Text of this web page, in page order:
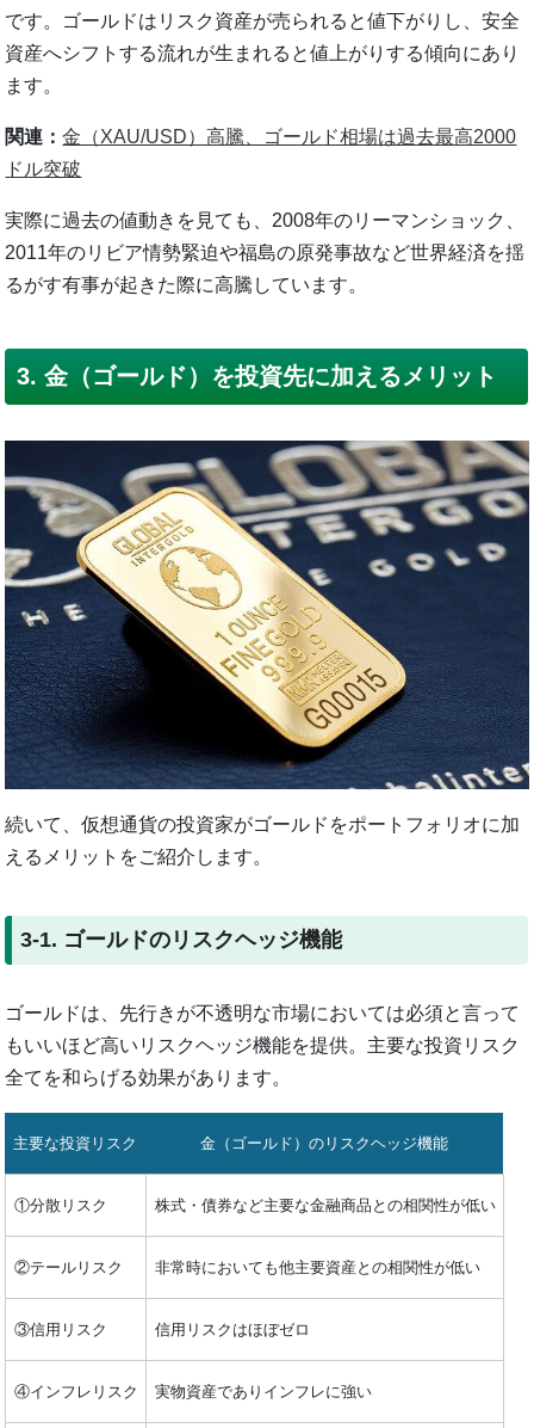
です。ゴールドはリスク資産が売られると値下がりし、安全
資産へシフトする流れが生まれると値上がりする傾向にあり
ます。
関連：金（XAU/USD）高騰、ゴールド相場は過去最高2000
ドル突破
実際に過去の値動きを見ても、2008年のリーマンショック、
2011年のリビア情勢緊迫や福島の原発事故など世界経済を揺
るがす有事が起きた際に高騰しています。
3. 金（ゴールド）を投資先に加えるメリット
続いて、仮想通貨の投資家がゴールドをポートフォリオに加
えるメリットをご紹介します。
3-1. ゴールドのリスクヘッジ機能
ゴールドは、先行きが不透明な市場においては必須と言って
もいいほど高いリスクヘッジ機能を提供。主要な投資リスク
全てを和らげる効果があります。
主要な投資リスク 金（ゴールド）のリスクヘッジ機能
①分散リスク 株式・債券など主要な金融商品との相関性が低い
②テールリスク 非常時においても他主要資産との相関性が低い
③信用リスク 信用リスクはほぼゼロ
④インフレリスク 実物資産でありインフレに強い